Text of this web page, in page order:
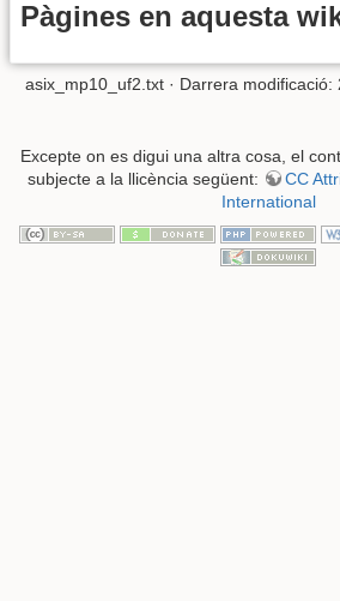
Pàgines en aquesta
asix_mp10_uf2.txt · Darrera
Excepte on es digui una altra cosa, el
subjecte a la llicència següent:
CC
International